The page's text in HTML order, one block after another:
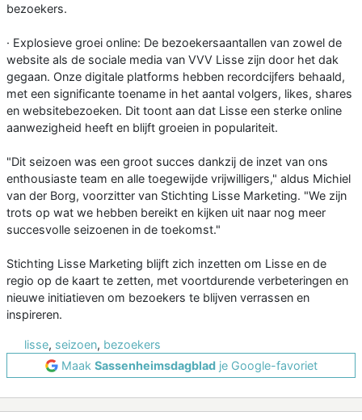
bezoekers.
· Explosieve groei online: De bezoekersaantallen van zowel de
website als de sociale media van VVV Lisse zijn door het dak
gegaan. Onze digitale platforms hebben recordcijfers behaald,
met een significante toename in het aantal volgers, likes, shares
en websitebezoeken. Dit toont aan dat Lisse een sterke online
aanwezigheid heeft en blijft groeien in populariteit.
"Dit seizoen was een groot succes dankzij de inzet van ons
enthousiaste team en alle toegewijde vrijwilligers," aldus Michiel
van der Borg, voorzitter van Stichting Lisse Marketing. "We zijn
trots op wat we hebben bereikt en kijken uit naar nog meer
succesvolle seizoenen in de toekomst."
Stichting Lisse Marketing blijft zich inzetten om Lisse en de
regio op de kaart te zetten, met voortdurende verbeteringen en
nieuwe initiatieven om bezoekers te blijven verrassen en
inspireren.
lisse, seizoen, bezoekers
Maak Sassenheimsdagbladje Google-favoriet